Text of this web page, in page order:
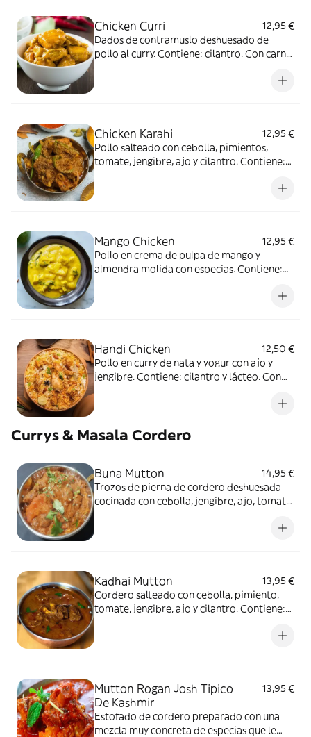
Chicken Curri
12,95 €
Dados de contramuslo deshuesado de
pollo al curry. Contiene: cilantro. Con carne
Chicken Karahi
12,95 €
Pollo salteado con cebolla, pimientos,
tomate, jengibre, ajo y cilantro. Contiene:
Mango Chicken
12,95 €
Pollo en crema de pulpa de mango y
almendra molida con especias. Contiene:
Handi Chicken
12,50 €
Pollo en curry de nata y yogur con ajo y
jengibre. Contiene: cilantro y lácteo. Con
Currys & Masala Cordero
Buna Mutton
14,95 €
Trozos de pierna de cordero deshuesada
cocinada con cebolla, jengibre, ajo, tomate,
Kadhai Mutton
13,95 €
Cordero salteado con cebolla, pimiento,
tomate, jengibre, ajo y cilantro. Contiene:
Mutton Rogan Josh Tipico
De Kashmir
13,95 €
Estofado de cordero preparado con una
mezcla muy concreta de especias que le